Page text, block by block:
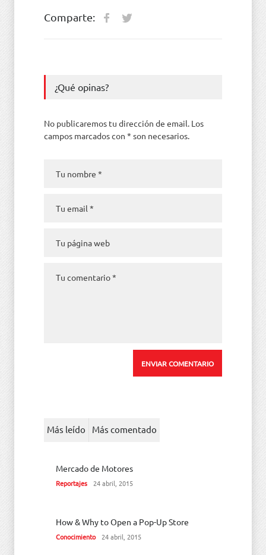
Comparte:
¿Qué opinas?
No publicaremos tu dirección de email. Los
campos marcados con * son necesarios.
Más leído Más comentado
Mercado de Motores
Reportajes 24 abril, 2015
How & Why to Open a Pop-Up Store
Conocimiento 24 abril, 2015